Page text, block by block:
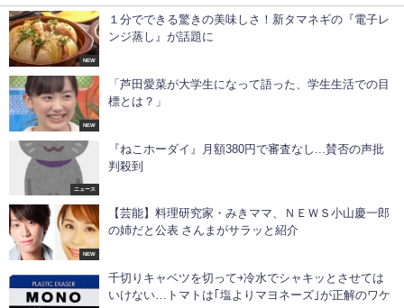
NEW
１分でできる驚きの美味しさ！新タマネギの『電子レ
ンジ蒸し』が話題に
NEW
「芦田愛菜が大学生になって語った、学生生活での目
標とは？」
ニュース
『ねこホーダイ』月額380円で審査なし...賛否の声批
判殺到
NEW
【芸能】料理研究家・みきママ、ＮＥＷＳ小山慶一郎
の姉だと公表 さんまがサラッと紹介
千切りキャベツを切って￫冷水でシャキッとさせては
いけない…トマトは｢塩よりマヨネーズ｣が正解のワケ